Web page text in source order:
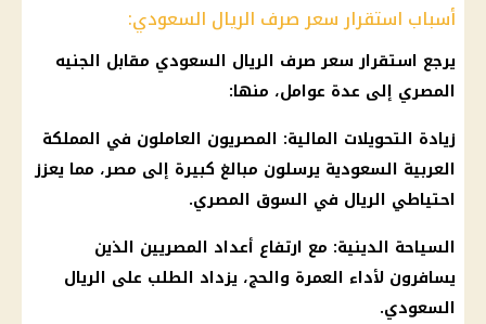
أسباب استقرار سعر صرف الريال السعودي:
يرجع استقرارسعر صرف الريال السعودي مقابل الجنيه
المصري إلى عدة عوامل، منها:
زيادة التحويلات المالية: المصريون العاملون في المملكة
العربية السعودية يرسلون مبالغ كبيرة إلى مصر، مما يعزز
احتياطي الريال في السوق المصري.
السياحة الدينية: مع ارتفاع أعداد المصريين الذين
يسافرون لأداء العمرة والحج، يزداد الطلب على الريال
السعودي.